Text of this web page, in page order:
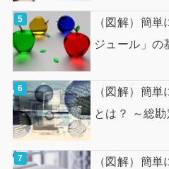
（図解）簡
ジュール」の
（図解）簡
とは？ ～総
（図解）簡